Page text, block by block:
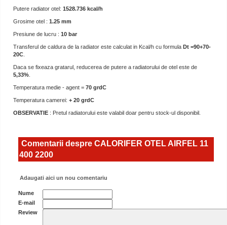
Putere radiator otel: 1528.736 kcal/h
Grosime otel : 1.25 mm
Presiune de lucru : 10 bar
Transferul de caldura de la radiator este calculat in Kcal/h cu formula Dt =90+70-
20C
Daca se fixeaza gratarul, reducerea de putere a radiatorului de otel este de
5,33%
Temperatura medie - agent = 70 grdC
Temperatura camerei: + 20 grdC
OBSERVATIE : Pretul radiatorului este valabil doar pentru stock-ul disponibil.
Comentarii despre CALORIFER OTEL AIRFEL 11
400 2200
Adaugati aici un nou comentariu
Nume
E-mail
Review